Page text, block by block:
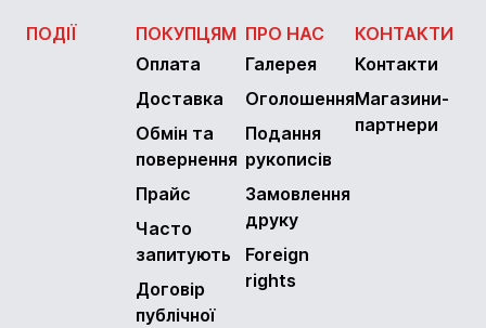
ПОДІЇ
ПОКУПЦЯМ
Оплата
Доставка
Обмін та
повернення
Прайс
Часто
запитують
Договір
публічної
ПРО НАС
Галерея
Оголошення
Подання
рукописів
Замовлення
друку
Foreign
rights
КОНТАКТИ
Контакти
Магазини-
партнери